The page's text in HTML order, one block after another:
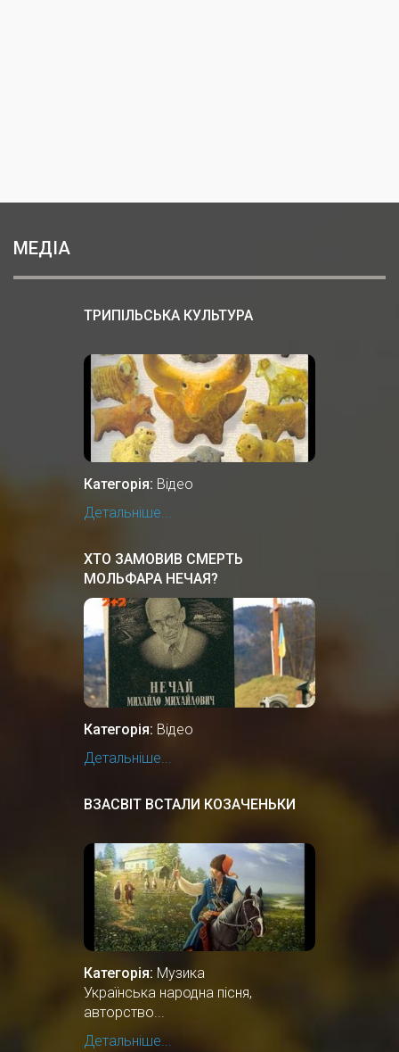
МЕДІА
ТРИПІЛЬСЬКА КУЛЬТУРА
Категорія: Відео
Детальніше...
ХТО ЗАМОВИВ СМЕРТЬ
МОЛЬФАРА НЕЧАЯ?
Категорія: Відео
Детальніше...
ВЗАСВІТ ВСТАЛИ КОЗАЧЕНЬКИ
Категорія: Музика
Українська народна пісня,
авторство...
Детальніше...